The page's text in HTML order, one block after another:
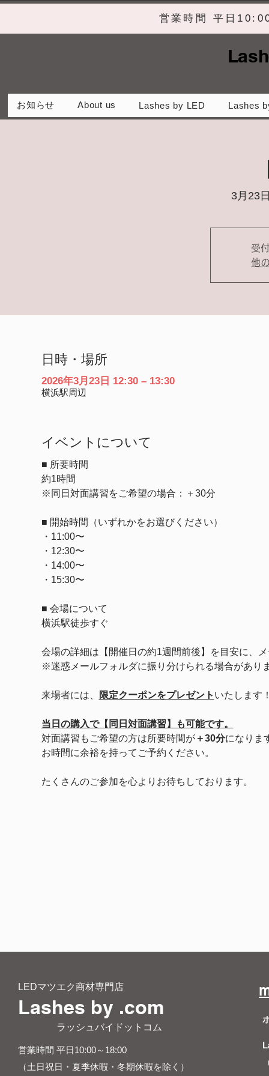
営業時間 平日
お知らせ About us Lashes by LED Lashes
3月23
受
他
日時・場所
2026年3月23日 12:30 – 13:30
横浜駅周辺
イベントについて
■ 所要時間
約1時間
※同日対面講習をご希望の場合：＋30分
■ 開始時間（いずれかをお選びください）
・11:00〜
・12:30〜
・14:00〜
・15:30〜
■ 会場について
横浜駅徒歩すぐ
会場の詳細は【開催日の約1週間前後】を目安に、
※迷惑メールフォルダに振り分けられる場合があり
来場者には、 限定クーポンをプレゼント いたします
当日の購入で【同日対面講習】も可能です。
対面講習もご希望の方は所要時間が＋30分になりま
お時間に余裕を持ってご予約ください。
たくさんのご参加を心よりお待ちしております。
LEDマツエク商材専門店
Lashes by .com
​ ラッシュバイドットコム
営業時間 平日10:00～18:00
（土日祝日・夏季休暇・冬期休暇を除く）